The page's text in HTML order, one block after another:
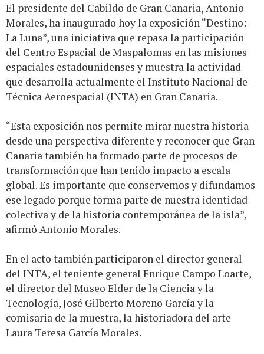
El presidente del Cabildo de Gran Canaria, Antonio
Morales, ha inaugurado hoy la exposición “Destino:
La Luna”, una iniciativa que repasa la participación
del Centro Espacial de Maspalomas en las misiones
espaciales estadounidenses y muestra la actividad
que desarrolla actualmente el Instituto Nacional de
Técnica Aeroespacial (INTA) en Gran Canaria.
“Esta exposición nos permite mirar nuestra historia
desde una perspectiva diferente y reconocer que Gran
Canaria también ha formado parte de procesos de
transformación que han tenido impacto a escala
global. Es importante que conservemos y difundamos
ese legado porque forma parte de nuestra identidad
colectiva y de la historia contemporánea de la isla”,
afirmó Antonio Morales.
En el acto también participaron el director general
del INTA, el teniente general Enrique Campo Loarte,
el director del Museo Elder de la Ciencia y la
Tecnología, José Gilberto Moreno García y la
comisaria de la muestra, la historiadora del arte
Laura Teresa García Morales.